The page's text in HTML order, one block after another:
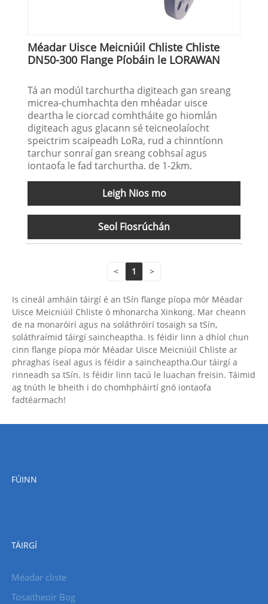
Méadar Uisce Meicniúil Chliste Chliste
DN50-300 Flange Píobáin le LORAWAN
Tá an modúl tarchurtha digiteach gan sreang
micrea-chumhachta den mhéadar uisce
deartha le ciorcad comhtháite go hiomlán
digiteach agus glacann sé teicneolaíocht
speictrim scaipeadh LoRa, rud a chinntíonn
tarchur sonraí gan sreang cobhsaí agus
iontaofa le fad tarchurtha. de 1-2km.
Leigh Nios mo
Seol Fiosrúchán
< 1 >
Is cineál amháin táirgí é an tSín flange píopa mór Méadar
Uisce Meicniúil Chliste ó mhonarcha Xinkong. Mar cheann
de na monaróirí agus na soláthróirí tosaigh sa tSín,
soláthraímid táirgí saincheaptha. Is féidir linn a dhíol chun
cinn flange píopa mór Méadar Uisce Meicniúil Chliste ar
phraghas íseal agus is féidir a saincheaptha.Our táirgí a
rinneadh sa tSín. Is féidir linn tacú le luachan freisin. Táimid
ag tnúth le bheith i do chomhpháirtí gnó iontaofa
fadtéarmach!
FÚINN
TÁIRGÍ
Méadar cliste
Tosaitheoir Bog